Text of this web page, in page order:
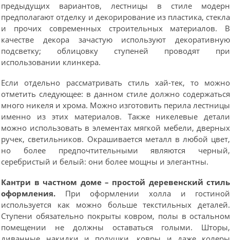
предыдущих вариантов, лестницы в стиле модерн
предполагают отделку и декорирование из пластика, стекла
и прочих современных строительных материалов. В
качестве декора зачастую используют декоративную
подсветку; облицовку ступеней проводят при
использовании клинкера.
Если отдельно рассматривать стиль хай-тек, то можно
отметить следующее: в данном стиле должно содержаться
много никеля и хрома. Можно изготовить перила лестницы
именно из этих материалов. Также никелевые детали
можно использовать в элементах мягкой мебели, дверных
ручек, светильников. Окрашивается металл в любой цвет,
но более предпочтительными являются черный,
серебристый и белый: они более мощны и элегантны.
Кантри в частном доме – простой деревенский стиль
оформления. При оформлении холла и гостиной
используется как можно больше текстильных деталей.
Ступени обязательно покрыты ковром, полы в остальном
помещении не должны оставаться голыми. Шторы,